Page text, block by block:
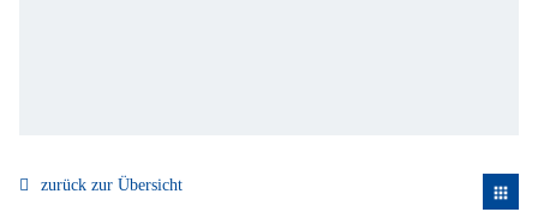
zurück zur Übersicht apps